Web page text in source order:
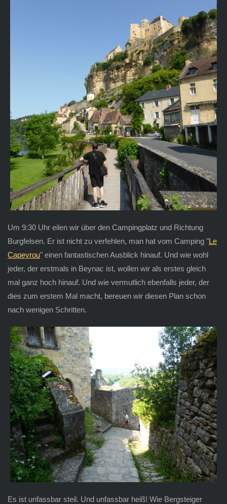
Um 9:30 Uhr eilen wir über den Campingplatz und Richtung
Burgfelsen. Er ist nicht zu verfehlen, man hat vom Camping "Le
Capeyrou" einen fantastischen Ausblick hinauf. Und wie wohl
jeder, der erstmals in Beynac ist, wollen wir als erstes gleich
mal ganz hoch hinauf. Und wie vermutlich ebenfalls jeder, der
dies zum erstem Mal macht, bereuen wir diesen Plan schon
nach wenigen Schritten.
Es ist unfassbar steil. Und unfassbar heiß! Wie Bergsteiger